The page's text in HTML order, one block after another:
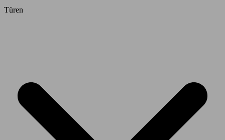
Türen